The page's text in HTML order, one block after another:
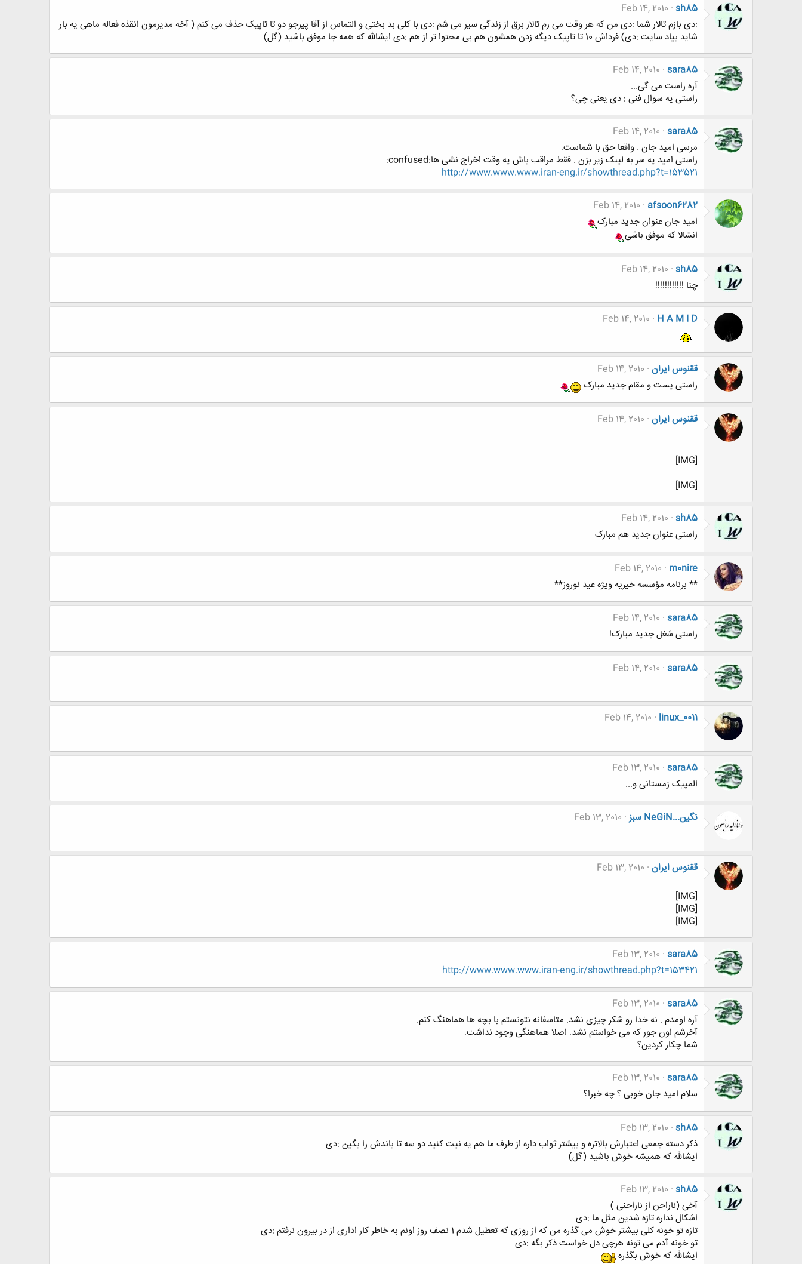
sh85
Feb 14, 2010
:دی بازم تالار شما :دی من که هر وقت می رم تالار برق از زندگی سیر می شم :دی با کلی بد بختی و التماس از آقا پیرجو دو تا تاپیک حذف می کنم ( آخه مدیرمون انقذه فعاله ماهی یه بار
شاید بیاد سایت :دی) فرداش 10 تا تاپیک دیگه زدن همشون هم بی محتوا تر از هم :دی ایشالله که همه جا موفق باشید (گل)
sara85
Feb 14, 2010
آره راست می گی...
راستی یه سوال فنی : دی یعنی چی؟
sara85
Feb 14, 2010
مرسی امید جان . واقعا حق با شماست.
راستی امید یه سر به لینک زیر بزن . فقط مراقب باش یه وقت اخراج نشی ها:confused:
http://www.www.www.iran-eng.ir/showthread.php?t=153521
afsoon6282
Feb 14, 2010
امید جان عنوان جدید مبارک
انشالا که موفق باشی
sh85
Feb 14, 2010
چنا !!!!!!!!!!!!
H A M I D
Feb 14, 2010
ققنوس ایران Feb 14, 2010
راستی پست و مقام جدید مبارک
ققنوس ایران Feb 14, 2010
[IMG]
[IMG]
sh85
Feb 14, 2010
راستی عنوان جدید هم مبارک
m0nire
Feb 14, 2010
** برنامه مؤسسه خيريه ويژه عيد نوروز**
sara85
Feb 14, 2010
راستی شغل جدید مبارک!
sara85
Feb 14, 2010
linux_0011
Feb 14, 2010
sara85
Feb 13, 2010
المپیک زمستانی و...
نگين...NeGiN سبز Feb 13, 2010
ققنوس ایران Feb 13, 2010
[IMG]
[IMG]
[IMG]
sara85
Feb 13, 2010
http://www.www.www.iran-eng.ir/showthread.php?t=153421
sara85
Feb 13, 2010
آره اومدم . نه خدا رو شکر چیزی نشد. متاسفانه نتونستم با بچه ها هماهنگ کنم.
آخرشم اون جور که می خواستم نشد. اصلا هماهنگی وجود نداشت.
شما چکار کردین؟
sara85
Feb 13, 2010
سلام امید جان خوبی ؟ چه خبرا؟
sh85
Feb 13, 2010
ذکر دسته جمعی اعتبارش بالاتره و بیشتر ثواب داره از طرف ما هم یه نیت کنید دو سه تا باندش را بگین :دی
ایشالله که همیشه خوش باشید (گل)
sh85
Feb 13, 2010
آخی (ناراحن از ناراحنی )
اشکال نداره تازه شدین مثل ما :دی
تازه تو خونه کلی بیشتر خوش می گذره من که از روزی که تعطیل شدم 1 نصف روز اونم به خاطر کار اداری از در بیرون نرفتم :دی
تو خونه آدم می تونه هرچی دل خواست ذکر بگه :دی
ایشالله که خوش بگذره